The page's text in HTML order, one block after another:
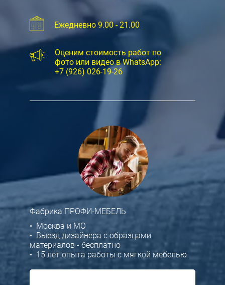
Ежедневно 9.00 - 21.00
Оценим стоимость работ по
фото или видео в WhatsApp:
+7 (926) 026-19-26
Фабрика ПРОФИ-МЕБЕЛЬ
• Москва и МО
• Выезд дизайнера с образцами
материалов - бесплатно
• 15 лет опыта работы с мягкой мебелью